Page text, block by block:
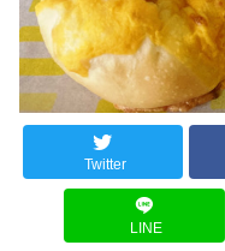
Twitter
LINE